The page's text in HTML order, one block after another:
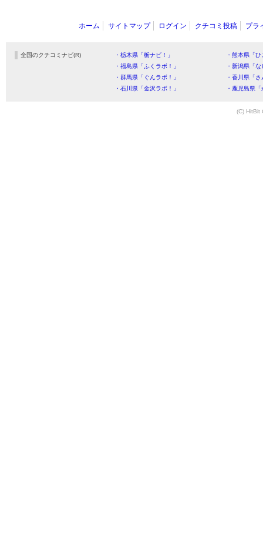
ホーム サイトマップ ログイン クチコミ投稿 プラ
全国のクチコミナビ(R) ・栃木県「栃ナビ！」
・熊本県「
・福島県「ふくラボ！」
・新潟県「
・群馬県「ぐんラボ！」
・香川県「
・石川県「金沢ラボ！」
・鹿児島県
(C) HitBit